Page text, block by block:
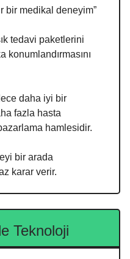
bir medikal deneyim”
tedavi paketlerini
daha iyi bir
fazla hasta
hamlesidir.
bir arada
karar verir.
Teknoloji